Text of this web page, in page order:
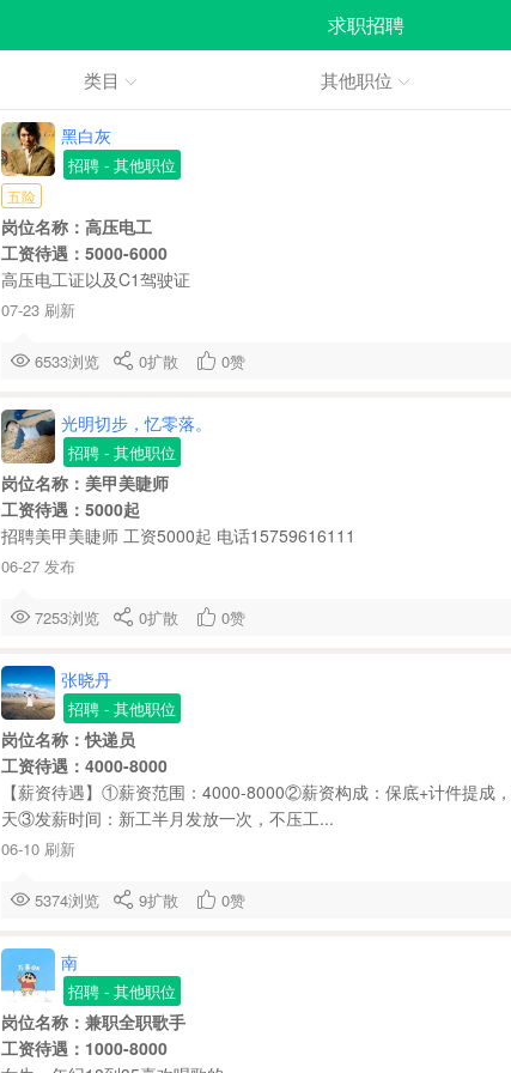
求职招聘
类目 其他职位
黑白灰
招聘 - 其他职位
五险
岗位名称：高压电工
工资待遇：5000-6000
高压电工证以及C1驾驶证
07-23 刷新
6533浏览 0扩散 0赞
光明切步，忆零落。
招聘 - 其他职位
岗位名称：美甲美睫师
工资待遇：5000起
招聘美甲美睫师 工资5000起 电话15759616111
06-27 发布
7253浏览 0扩散 0赞
张晓丹
招聘 - 其他职位
岗位名称：快递员
工资待遇：4000-8000
【薪资待遇】①薪资范围：4000-8000②薪资构成：保底+计件提成
天③发薪时间：新工半月发放一次，不压工...
06-10 刷新
5374浏览 9扩散 0赞
南
招聘 - 其他职位
岗位名称：兼职全职歌手
工资待遇：1000-8000